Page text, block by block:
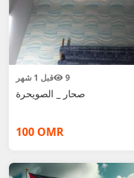
قبل 1 شهر 9
صحار _ الصويحرة
100 OMR